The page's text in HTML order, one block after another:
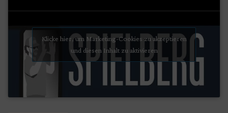
Klicke hier, um Marketing-Cookies zu akzeptieren
und diesen Inhalt zu aktivieren